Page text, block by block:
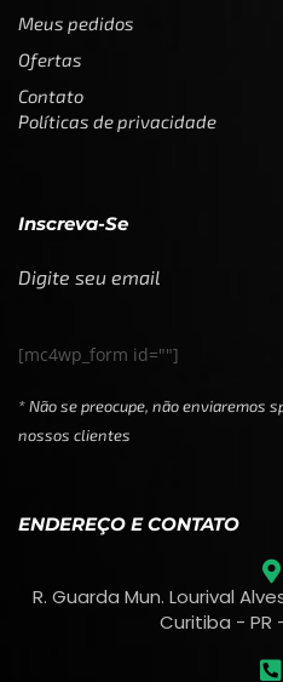
Meus pedidos
Ofertas
Contato
Políticas de privacidade
Inscreva-Se
Digite seu email
[mc4wp_form id=""]
* Não se preocupe, não enviaremos
nossos clientes
ENDEREÇO E CONTATO
R. Guarda Mun. Lourival
Curitiba - PR